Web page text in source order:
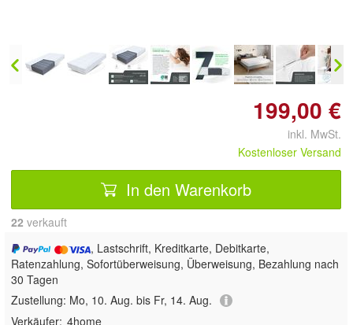
199,00 €
inkl. MwSt.
Kostenloser Versand
In den Warenkorb
22 verkauft
, Lastschrift, Kreditkarte, Debitkarte,
Ratenzahlung, Sofortüberweisung, Überweisung, Bezahlung nach
30 Tagen
Zustellung: Mo, 10. Aug. bis Fr, 14. Aug.
Verkäufer: 4home